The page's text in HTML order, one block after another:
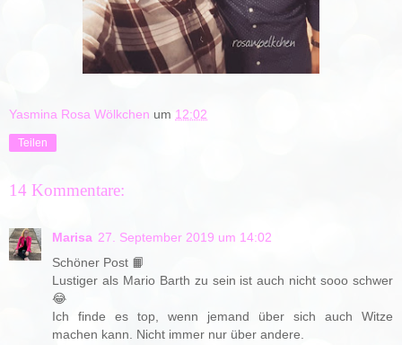
Yasmina Rosa Wölkchen um 12:02
Teilen
14 Kommentare:
Marisa 27. September 2019 um 14:02
Schöner Post 📙
Lustiger als Mario Barth zu sein ist auch nicht sooo schwer
😂
Ich finde es top, wenn jemand über sich auch Witze
machen kann. Nicht immer nur über andere.